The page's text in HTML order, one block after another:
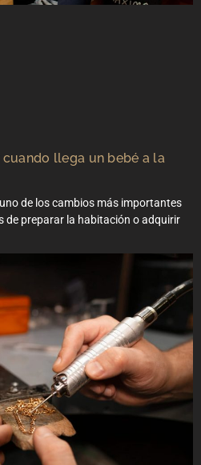
llega un bebé a la
de los cambios más importantes
de preparar la habitación o adquirir